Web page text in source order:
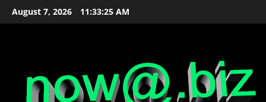
Zum
Inhalt
August 7, 2026 11:33:25 AM